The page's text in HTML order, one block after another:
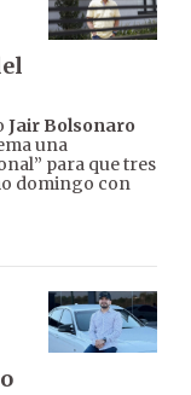
Jair Bolsonaro
una
para que tres
domingo con